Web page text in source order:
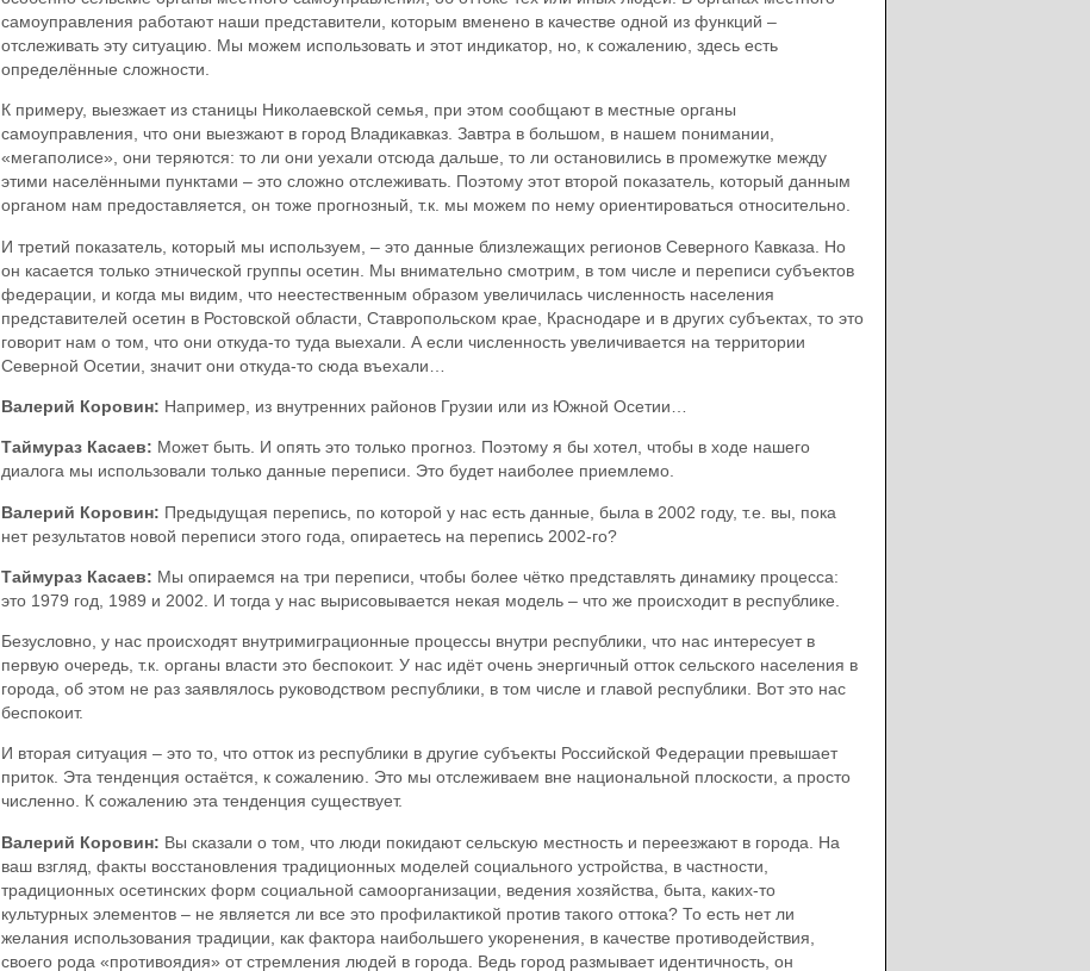
самоуправления работают наши представители, которым вменено в качестве одной из функций –
отслеживать эту ситуацию. Мы можем использовать и этот индикатор, но, к сожалению, здесь есть
определённые сложности.
К примеру, выезжает из станицы Николаевской семья, при этом сообщают в местные органы
самоуправления, что они выезжают в город Владикавказ. Завтра в большом, в нашем понимании,
«мегаполисе», они теряются: то ли они уехали отсюда дальше, то ли остановились в промежутке между
этими населёнными пунктами – это сложно отслеживать. Поэтому этот второй показатель, который данным
органом нам предоставляется, он тоже прогнозный, т.к. мы можем по нему ориентироваться относительно.
И третий показатель, который мы используем, – это данные близлежащих регионов Северного Кавказа. Но
он касается только этнической группы осетин. Мы внимательно смотрим, в том числе и переписи субъектов
федерации, и когда мы видим, что неестественным образом увеличилась численность населения
представителей осетин в Ростовской области, Ставропольском крае, Краснодаре и в других субъектах, то это
говорит нам о том, что они откуда-то туда выехали. А если численность увеличивается на территории
Северной Осетии, значит они откуда-то сюда въехали…
Валерий Коровин: Например, из внутренних районов Грузии или из Южной Осетии…
Таймураз Касаев: Может быть. И опять это только прогноз. Поэтому я бы хотел, чтобы в ходе нашего
диалога мы использовали только данные переписи. Это будет наиболее приемлемо.
Валерий Коровин: Предыдущая перепись, по которой у нас есть данные, была в 2002 году, т.е. вы, пока
нет результатов новой переписи этого года, опираетесь на перепись 2002-го?
Таймураз Касаев: Мы опираемся на три переписи, чтобы более чётко представлять динамику процесса:
это 1979 год, 1989 и 2002. И тогда у нас вырисовывается некая модель – что же происходит в республике.
Безусловно, у нас происходят внутримиграционные процессы внутри республики, что нас интересует в
первую очередь, т.к. органы власти это беспокоит. У нас идёт очень энергичный отток сельского населения в
города, об этом не раз заявлялось руководством республики, в том числе и главой республики. Вот это нас
беспокоит.
И вторая ситуация – это то, что отток из республики в другие субъекты Российской Федерации превышает
приток. Эта тенденция остаётся, к сожалению. Это мы отслеживаем вне национальной плоскости, а просто
численно. К сожалению эта тенденция существует.
Валерий Коровин: Вы сказали о том, что люди покидают сельскую местность и переезжают в города. На
ваш взгляд, факты восстановления традиционных моделей социального устройства, в частности,
традиционных осетинских форм социальной самоорганизации, ведения хозяйства, быта, каких-то
культурных элементов – не является ли все это профилактикой против такого оттока? То есть нет ли
желания использования традиции, как фактора наибольшего укоренения, в качестве противодействия,
своего рода «противоядия» от стремления людей в города. Ведь город размывает идентичность, он